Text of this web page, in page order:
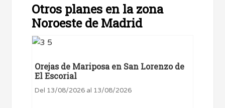
Otros planes en la zona
Noroeste de Madrid
Orejas de Mariposa en San Lorenzo de
El Escorial
Del 13/08/2026 al 13/08/2026